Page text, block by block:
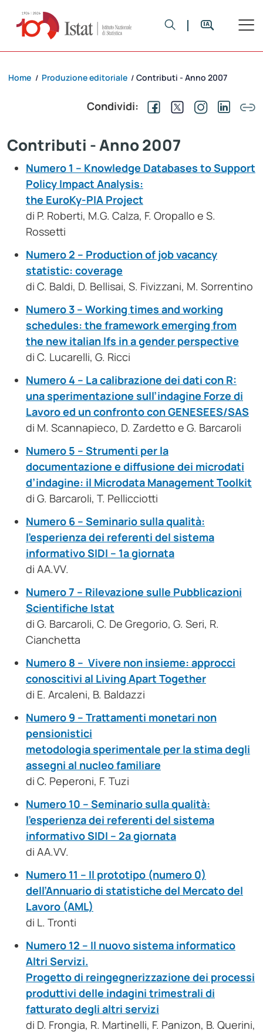
Home / Produzione editoriale / Contributi - Anno 2007
Condividi:
Contributi - Anno 2007
Numero 1 – Knowledge Databases to Support
Policy Impact Analysis:
the EuroKy-PIA Project
di P. Roberti, M.G. Calza, F. Oropallo e S.
Rossetti
Numero 2 – Production of job vacancy
statistic: coverage
di C. Baldi, D. Bellisai, S. Fivizzani, M. Sorrentino
Numero 3 – Working times and working
schedules: the framework emerging from
the new italian lfs in a gender perspective
di C. Lucarelli, G. Ricci
Numero 4 – La calibrazione dei dati con R:
una sperimentazione sull’indagine Forze di
Lavoro ed un confronto con GENESEES/SAS
di M. Scannapieco, D. Zardetto e G. Barcaroli
Numero 5 – Strumenti per la
documentazione e diffusione dei microdati
d’indagine: il Microdata Management Toolkit
di G. Barcaroli, T. Pellicciotti
Numero 6 – Seminario sulla qualità:
l’esperienza dei referenti del sistema
informativo SIDI – 1a giornata
di AA.VV.
Numero 7 – Rilevazione sulle Pubblicazioni
Scientifiche Istat
di G. Barcaroli, C. De Gregorio, G. Seri, R.
Cianchetta
Numero 8 – Vivere non insieme: approcci
conoscitivi al Living Apart Together
di E. Arcaleni, B. Baldazzi
Numero 9 – Trattamenti monetari non
pensionistici
metodologia sperimentale per la stima degli
assegni al nucleo familiare
di C. Peperoni, F. Tuzi
Numero 10 – Seminario sulla qualità:
l’esperienza dei referenti del sistema
informativo SIDI – 2a giornata
di AA.VV.
Numero 11 – Il prototipo (numero 0)
dell’Annuario di statistiche del Mercato del
Lavoro (AML)
di L. Tronti
Numero 12 – Il nuovo sistema informatico
Altri Servizi.
Progetto di reingegnerizzazione dei processi
produttivi delle indagini trimestrali di
fatturato degli altri servizi
di D. Frongia, R. Martinelli, F. Panizon, B. Querini,